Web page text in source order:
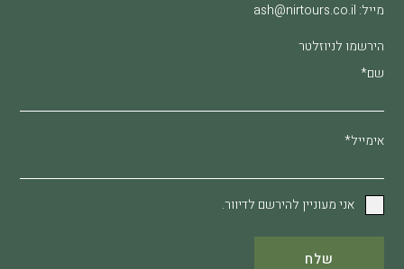
מייל: ash@nirtours.co.il
הירשמו לניוזלטר
שם*
אימייל*
אני מעוניין להירשם לדיוור.